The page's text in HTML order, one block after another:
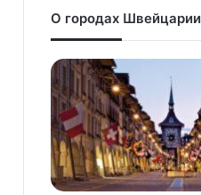
О городах Швейцарии